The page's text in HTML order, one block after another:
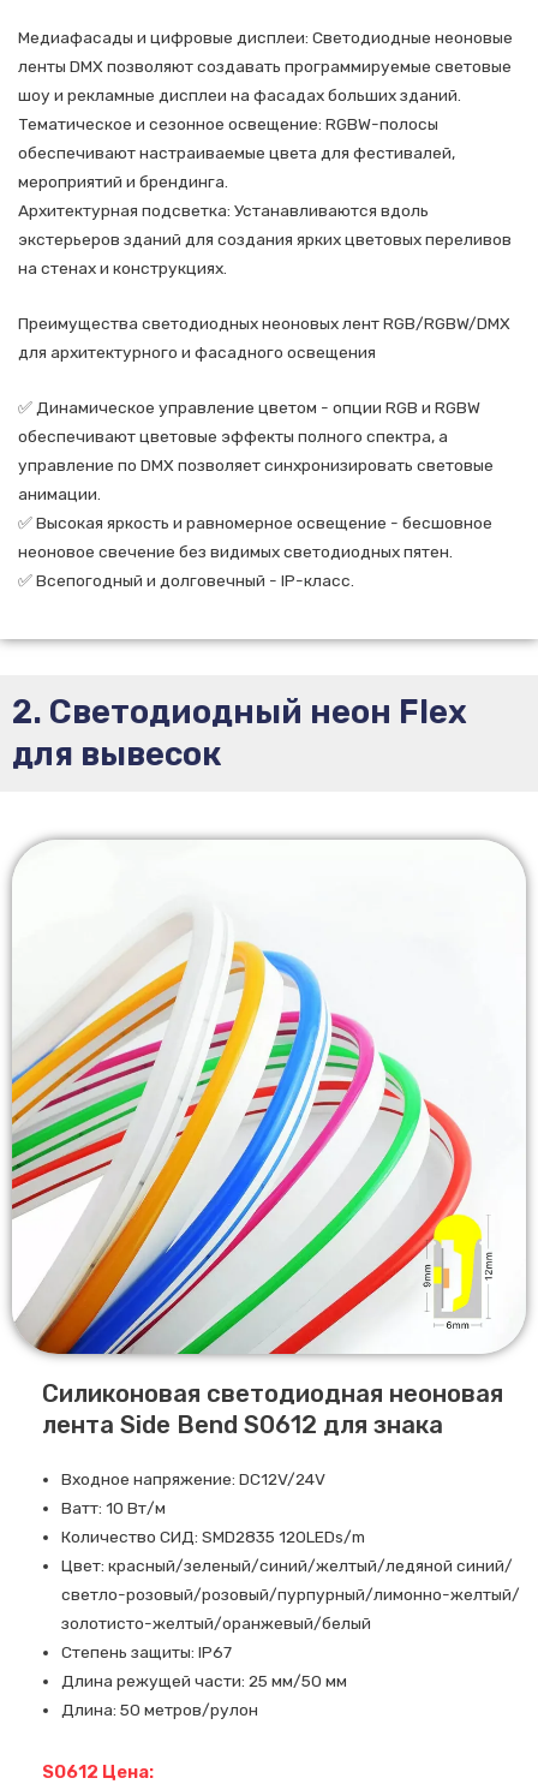
Медиафасады и цифровые дисплеи: Светодиодные неоновые
ленты DMX позволяют создавать программируемые световые
шоу и рекламные дисплеи на фасадах больших зданий.
Тематическое и сезонное освещение: RGBW-полосы
обеспечивают настраиваемые цвета для фестивалей,
мероприятий и брендинга.
Архитектурная подсветка: Устанавливаются вдоль
экстерьеров зданий для создания ярких цветовых переливов
на стенах и конструкциях.
Преимущества светодиодных неоновых лент RGB/RGBW/DMX
для архитектурного и фасадного освещения
✅ Динамическое управление цветом - опции RGB и RGBW
обеспечивают цветовые эффекты полного спектра, а
управление по DMX позволяет синхронизировать световые
анимации.
✅ Высокая яркость и равномерное освещение - бесшовное
неоновое свечение без видимых светодиодных пятен.
✅ Всепогодный и долговечный - IP-класс.
2. Светодиодный неон Flex
для вывесок
Силиконовая светодиодная неоновая
лента Side Bend S0612 для знака
Входное напряжение: DC12V/24V
Ватт: 10 Вт/м
Количество СИД: SMD2835 120LEDs/m
Цвет: красный/зеленый/синий/желтый/ледяной синий/
светло-розовый/розовый/пурпурный/лимонно-желтый/
золотисто-желтый/оранжевый/белый
Степень защиты: IP67
Длина режущей части: 25 мм/50 мм
Длина: 50 метров/рулон
S0612 Цена: